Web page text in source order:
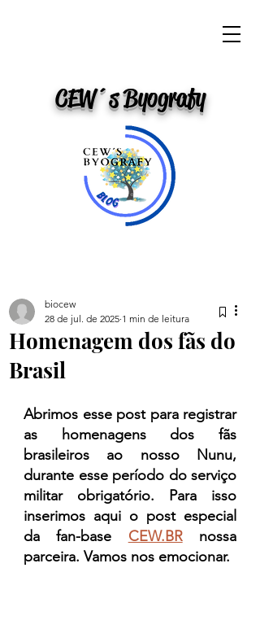
CEW´s Byografy
Homenagem dos fãs do
Brasil
biocew
28 de jul. de 2025 1 min de leitura
Abrimos esse post para registrar
as homenagens dos fãs
brasileiros ao nosso Nunu,
durante esse período do serviço
militar obrigatório. Para isso
inserimos aqui o post especial
da fan-base CEW.BR nossa
parceira. Vamos nos emocionar.